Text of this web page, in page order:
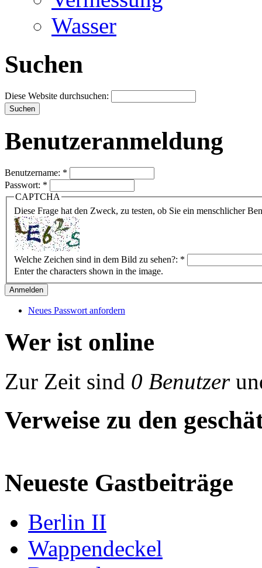
Wasser
Suchen
Diese Website durchsuchen:
Benutzeranmeldung
Benutzername: *
Passwort: *
CAPTCHA
Diese Frage hat den Zweck, zu testen, ob Sie ein menschlicher
Welche Zeichen sind in dem Bild zu sehen?: *
Enter the characters shown in the image.
Neues Passwort anfordern
Wer ist online
Zur Zeit sind 0 Benutzer
Verweise zu den
Neueste Gastbeiträge
Berlin II
Wappendeckel